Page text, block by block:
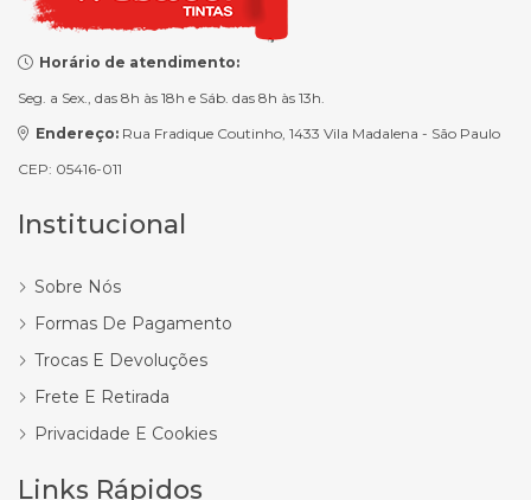
Horário de atendimento:
Seg. a Sex., das 8h às 18h e Sáb. das 8h às 13h.
Endereço: Rua Fradique Coutinho, 1433 Vila Madalena - São Paulo
CEP: 05416-011
Institucional
Sobre Nós
Formas De Pagamento
Trocas E Devoluções
Frete E Retirada
Privacidade E Cookies
Links Rápidos